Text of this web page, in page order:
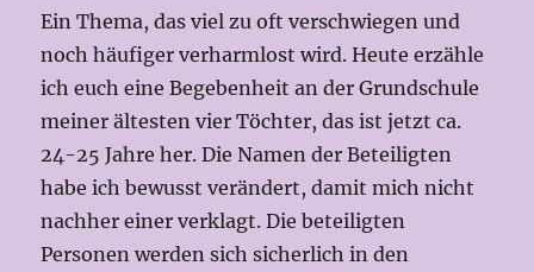
Ein Thema, das viel zu oft verschwiegen und
noch häufiger verharmlost wird. Heute erzähle
ich euch eine Begebenheit an der Grundschule
meiner ältesten vier Töchter, das ist jetzt ca.
24-25 Jahre her. Die Namen der Beteiligten
habe ich bewusst verändert, damit mich nicht
nachher einer verklagt. Die beteiligten
Personen werden sich sicherlich in den